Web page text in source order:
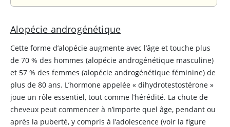
Alopécie androgénétique
Cette forme d’alopécie augmente avec l’âge et touche plus
de 70 % des hommes (alopécie androgénétique masculine)
et 57 % des femmes (alopécie androgénétique féminine) de
plus de 80 ans. L’hormone appelée « dihydrotestostérone »
joue un rôle essentiel, tout comme l’hérédité. La chute de
cheveux peut commencer à n’importe quel âge, pendant ou
après la puberté, y compris à l’adolescence (voir la figure